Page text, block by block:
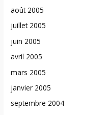
août 2005
juillet 2005
juin 2005
avril 2005
mars 2005
janvier 2005
septembre 2004